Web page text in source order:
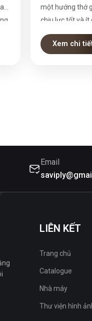
một hướng thớ
chịu lực tốt và ít
ngành xây
pallet, và nhiều
Xem chi
Email
LIÊN KẾT
Trang chủ
Catalogue
Nhà máy
Thư viện hình